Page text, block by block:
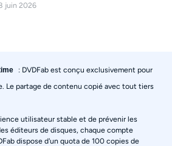
juin 2026
: DVDFab est conçu exclusivement pour
Le partage de contenu copié avec tout tiers
utilisateur stable et de prévenir les
éditeurs de disques, chaque compte
dispose d'un quota de 100 copies de